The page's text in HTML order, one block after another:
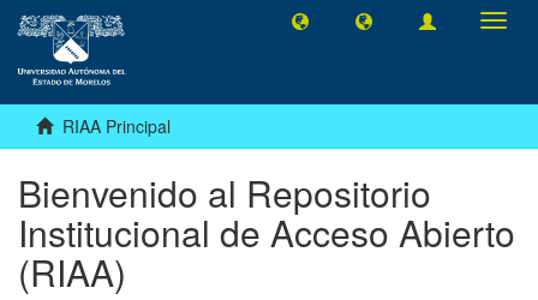
RIAA Principal
Bienvenido al Repositorio
Institucional de Acceso Abierto
(RIAA)